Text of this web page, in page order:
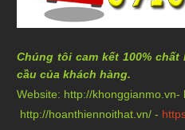
Chúng tôi cam kết 100%
cầu của khách hàng.
Website: http://khonggianmo.vn-
http://hoanthiennoithat.vn/ -